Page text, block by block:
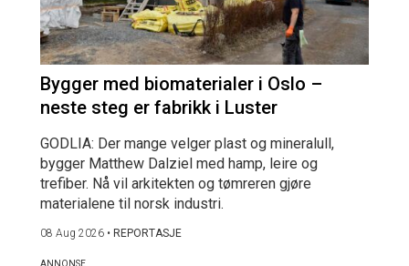
Bygger med biomaterialer i Oslo –
neste steg er fabrikk i Luster
GODLIA: Der mange velger plast og mineralull,
bygger Matthew Dalziel med hamp, leire og
trefiber. Nå vil arkitekten og tømreren gjøre
materialene til norsk industri.
08 Aug 2026 • REPORTASJE